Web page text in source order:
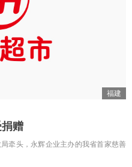
福建
赠
牵头，永辉企业主办的我省首家慈善